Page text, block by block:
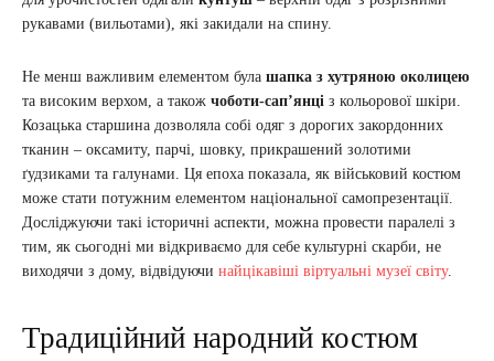
рукавами (вильотами), які закидали на спину.
Не менш важливим елементом була шапка з хутряною околицею
та високим верхом, а також чоботи-сап’янці з кольорової шкіри.
Козацька старшина дозволяла собі одяг з дорогих закордонних
тканин – оксамиту, парчі, шовку, прикрашений золотими
ґудзиками та галунами. Ця епоха показала, як військовий костюм
може стати потужним елементом національної самопрезентації.
Досліджуючи такі історичні аспекти, можна провести паралелі з
тим, як сьогодні ми відкриваємо для себе культурні скарби, не
виходячи з дому, відвідуючи найцікавіші віртуальні музеї світу.
Традиційний народний костюм